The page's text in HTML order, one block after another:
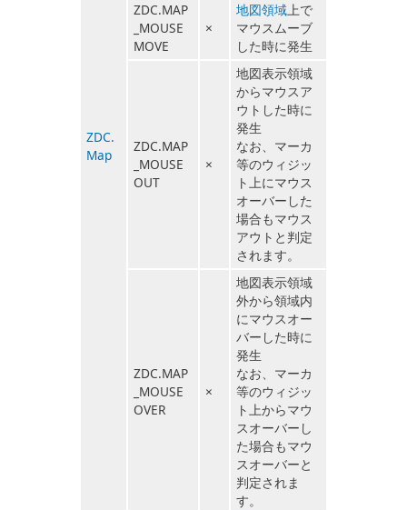
ZDC.
Map
ZDC.MAP
_MOUSE
MOVE
×
地図領域上で
マウスムーブ
した時に発生
ZDC.MAP
_MOUSE
OUT
×
地図表示領域
からマウスア
ウトした時に
発生
なお、マーカ
等のウィジッ
ト上にマウス
オーバーした
場合もマウス
アウトと判定
されます。
ZDC.MAP
_MOUSE
OVER
×
地図表示領域
外から領域内
にマウスオー
バーした時に
発生
なお、マーカ
等のウィジッ
ト上からマウ
スオーバーし
た場合もマウ
スオーバーと
判定されま
す。